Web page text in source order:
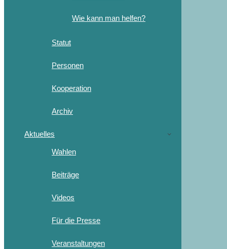
Wie kann man helfen?
Statut
Personen
Kooperation
Archiv
Aktuelles
Wahlen
Beiträge
Videos
Für die Presse
Veranstaltungen